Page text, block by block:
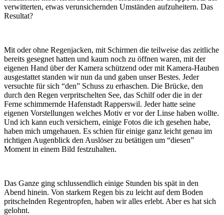
verwitterten, etwas verunsichernden Umständen aufzuheitern. Das
Resultat?
Mit oder ohne Regenjacken, mit Schirmen die teilweise das zeitliche
bereits gesegnet hatten und kaum noch zu öffnen waren, mit der
eigenen Hand über der Kamera schützend oder mit Kamera-Hauben
ausgestattet standen wir nun da und gaben unser Bestes. Jeder
versuchte für sich “den” Schuss zu erhaschen. Die Brücke, den
durch den Regen verpritschelten See, das Schilf oder die in der
Ferne schimmernde Hafenstadt Rapperswil. Jeder hatte seine
eigenen Vorstellungen welches Motiv er vor der Linse haben wollte.
Und ich kann euch versichern, einige Fotos die ich gesehen habe,
haben mich umgehauen. Es schien für einige ganz leicht genau im
richtigen Augenblick den Auslöser zu betätigen um “diesen”
Moment in einem Bild festzuhalten.
Das Ganze ging schlussendlich einige Stunden bis spät in den
Abend hinein. Von starkem Regen bis zu leicht auf dem Boden
pritschelnden Regentropfen, haben wir alles erlebt. Aber es hat sich
gelohnt.